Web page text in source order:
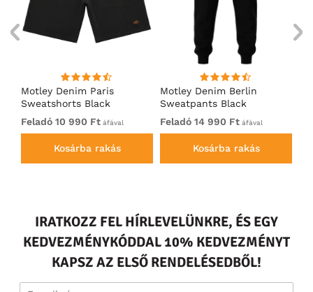
Motley Denim Paris
Sweatshorts Black
Feladó 10 990 Ft áfával
Kosárba rakás
Motley Denim Berlin
Sweatpants Black
Feladó 14 990 Ft áfával
Kosárba rakás
IRATKOZZ FEL HÍRLEVELÜNKRE, ÉS EGY
KEDVEZMÉNYKÓDDAL 10% KEDVEZMÉNYT
KAPSZ AZ ELSŐ RENDELÉSEDBŐL!